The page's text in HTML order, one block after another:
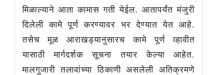
मिळाल्याने आता कामास गती येईल. आतापर्यंत मंजुरी
दिलेली कामे पूर्ण करण्यावर भर देण्यात येत आहे.
तसेच मूळ आराखड्यानुसारच कामे पूर्ण व्हावीत
यासाठी मार्गदर्शक सूचना तयार केल्या आहेत.
मालगुजारी तलावांच्या ठिकाणी असलेली अतिक्रमणे